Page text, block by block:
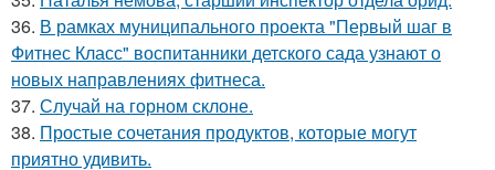
36. В рамках муниципального проекта "Первый шаг в
Фитнес Класс" воспитанники детского сада узнают о
новых направлениях фитнеса.
37. Случай на горном склоне.
38. Простые сочетания продуктов, которые могут
приятно удивить.